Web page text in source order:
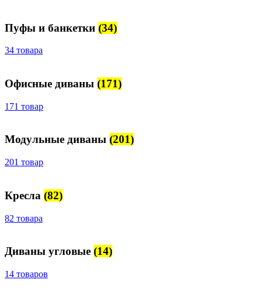
Пуфы и банкетки (34)
34 товара
Офисные диваны (171)
171 товар
Модульные диваны (201)
201 товар
Кресла (82)
82 товара
Диваны угловые (14)
14 товаров